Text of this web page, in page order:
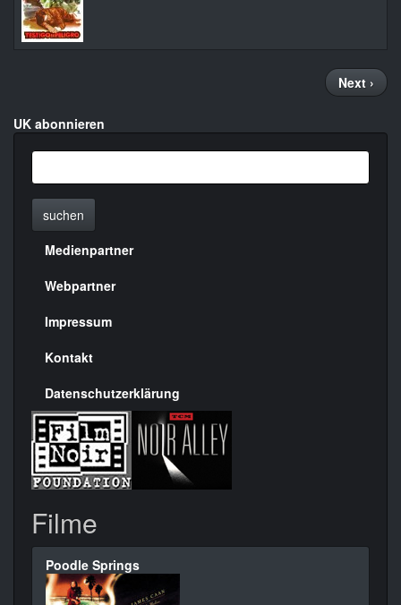
Nächste
Seite
Next ›
UK abonnieren
suchen
Menülinks
rechte
Seite
Medienpartner
Webpartner
Impressum
Kontakt
Datenschutzerklärung
Filme
Poodle Springs